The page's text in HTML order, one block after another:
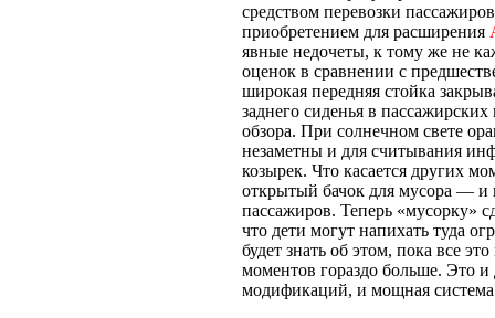
средством перевозки
приобретением для расширения
явные недочеты, к тому же не
оценок в сравнении с
широкая передняя стойка
заднего сиденья в
обзора. При солнечном свете
незаметны и для считывания
козырек. Что касается других
открытый бачок для мусора — и
пассажиров. Теперь «мусорку»
что дети могут напихать туда
будет знать об этом, пока все
моментов гораздо больше. Это
модификаций, и мощная